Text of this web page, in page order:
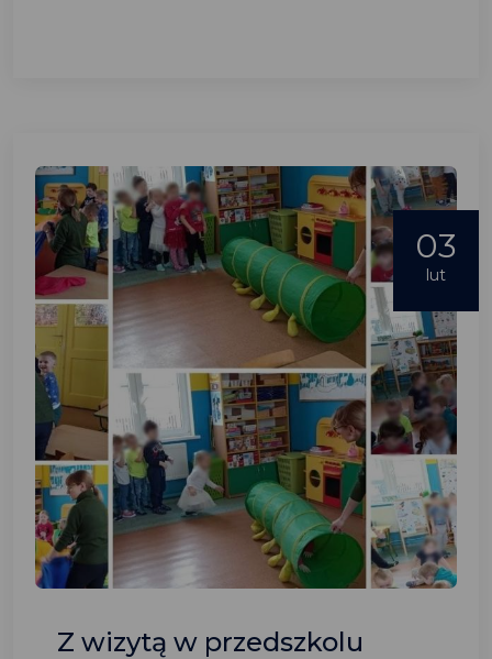
03
lut
Z wizytą w przedszkolu